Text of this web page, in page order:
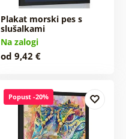
Plakat morski pes s
slušalkami
Na zalogi
od 9,42 €
Popust -20%